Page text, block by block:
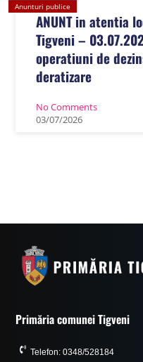
Anunturi publice
ANUNT in atentia
Tigveni –
operatiuni de
deratizare
No Comments
03/07/2026
Primăria comunei Tigveni
Telefon: 0348/528184